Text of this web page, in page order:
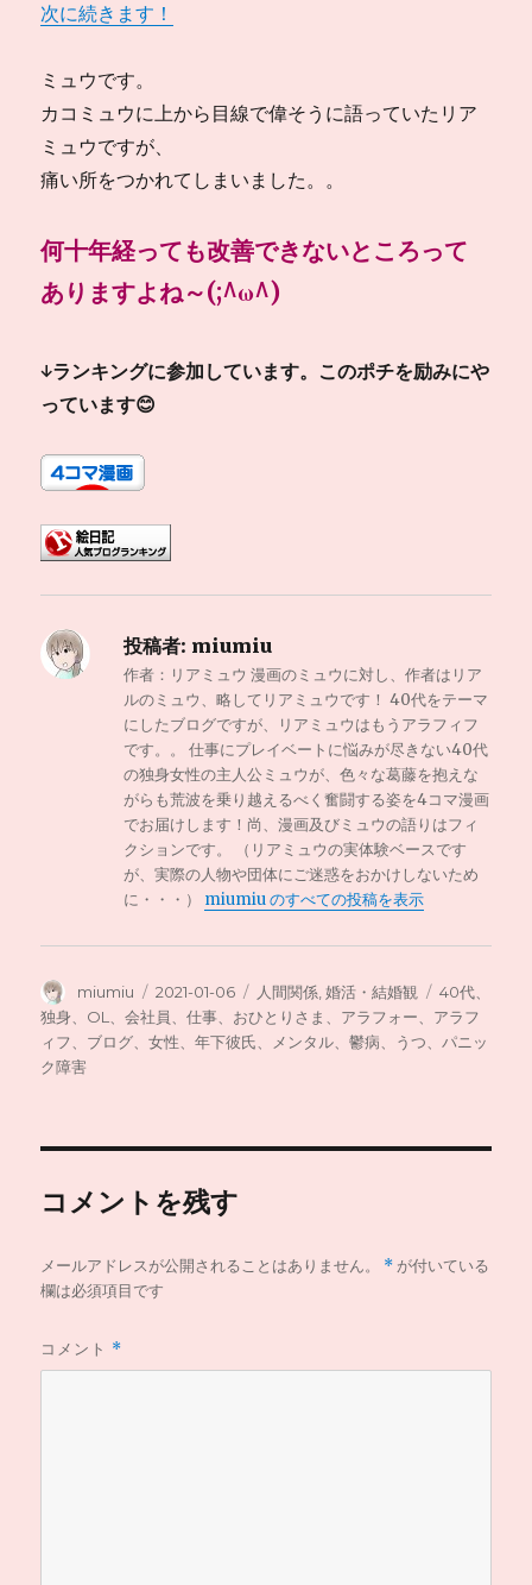
次に続きます！
ミュウです。
カコミュウに上から目線で偉そうに語っていたリア
ミュウですが、
痛い所をつかれてしまいました。。
何十年経っても改善できないところって
ありますよね～(;^ω^)
↓ランキングに参加しています。このポチを励みにや
っています😊
投稿者: miumiu
作者：リアミュウ 漫画のミュウに対し、作者はリア
ルのミュウ、略してリアミュウです！ 40代をテーマ
にしたブログですが、リアミュウはもうアラフィフ
です。。 仕事にプレイベートに悩みが尽きない40代
の独身女性の主人公ミュウが、色々な葛藤を抱えな
がらも荒波を乗り越えるべく奮闘する姿を4コマ漫画
でお届けします！尚、漫画及びミュウの語りはフィ
クションです。 （リアミュウの実体験ベースです
が、実際の人物や団体にご迷惑をおかけしないため
に・・・） miumiu のすべての投稿を表示
投
稿
者
miumiu
投
稿
日:
2021-01-06
カ
テ
人間関係,婚活・結婚観
タ
グ
40代、
独身、OL、会社員、仕事、おひとりさま、アラフォー、アラフ
ィフ、ブログ、女性、年下彼氏、メンタル、鬱病、うつ、パニッ
ク障害
コメントを残す
メールアドレスが公開されることはありません。 *が付いている
欄は必須項目です
コメント *